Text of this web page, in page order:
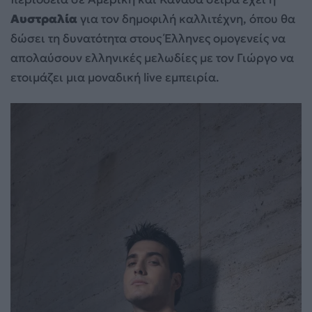
Αυστραλία για τον δημοφιλή καλλιτέχνη, όπου θα
δώσει τη δυνατότητα στους Έλληνες ομογενείς να
απολαύσουν ελληνικές μελωδίες με τον Γιώργο να
ετοιμάζει μια μοναδική live εμπειρία.